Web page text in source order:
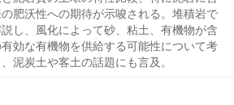
肥沃性への期待が示唆される。堆積岩で
し、風化によって砂、粘土、有機物が含
効な有機物を供給する可能性について考
泥炭土や客土の話題にも言及。